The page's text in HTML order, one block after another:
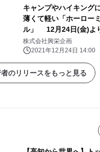
キャンプやハイキング
薄くて軽い「ホーロー
ル」 12月24日(金)よ
て先行予約受付開始
株式会社興栄企画
2021年12月24日 14:00
のリリースをもっと見る